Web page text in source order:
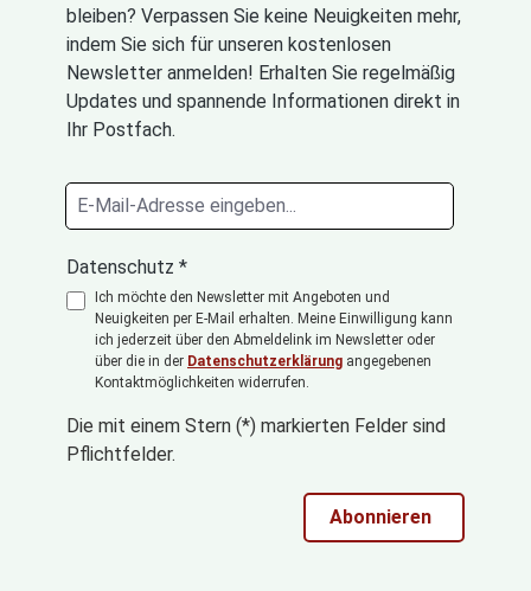
bleiben? Verpassen Sie keine Neuigkeiten mehr,
indem Sie sich für unseren kostenlosen
Newsletter anmelden! Erhalten Sie regelmäßig
Updates und spannende Informationen direkt in
Ihr Postfach.
Datenschutz *
Ich möchte den Newsletter mit Angeboten und
Neuigkeiten per E-Mail erhalten. Meine Einwilligung kann
ich jederzeit über den Abmeldelink im Newsletter oder
über die in der Datenschutzerklärung angegebenen
Kontaktmöglichkeiten widerrufen.
Die mit einem Stern (*) markierten Felder sind
Pflichtfelder.
Abonnieren